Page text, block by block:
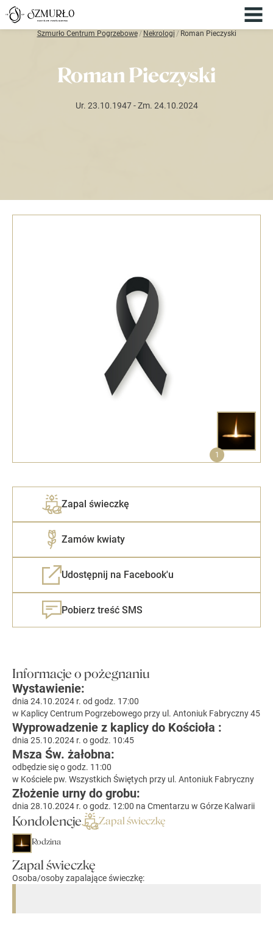
Szmurło Centrum Pogrzebowe/ Nekrologi / Roman Pieczyski
Roman Pieczyski
Ur. 23.10.1947 - Zm. 24.10.2024
1
Zapal świeczkę
Zamów kwiaty
Udostępnij na Facebook'u
Pobierz treść SMS
Informacje o pożegnaniu
Wystawienie:
dnia 24.10.2024 r. od godz. 17:00
w Kaplicy Centrum Pogrzebowego przy ul. Antoniuk Fabryczny 45
Wyprowadzenie z kaplicy do Kościoła :
dnia 25.10.2024 r. o godz. 10:45
Msza Św. żałobna:
odbędzie się o godz. 11:00
w Kościele pw. Wszystkich Świętych przy ul. Antoniuk Fabryczny
Złożenie urny do grobu:
dnia 28.10.2024 r. o godz. 12:00 na Cmentarzu w Górze Kalwarii
Kondolencje Zapal świeczkę
Rodzina
Zapal świeczkę
Osoba/osoby zapalające świeczkę: